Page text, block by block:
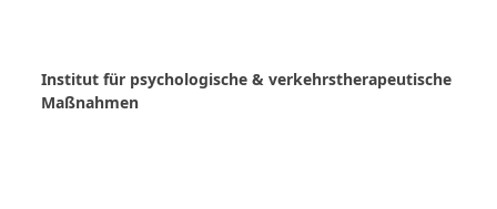
Institut für psychologische & verkehrstherapeutische
Maßnahmen